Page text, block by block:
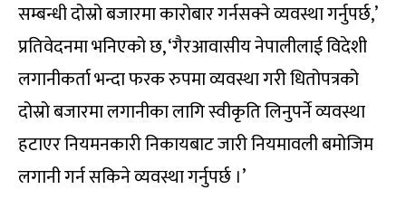
सम्बन्धी दोस्रो बजारमा कारोबार गर्नसक्ने व्यवस्था गर्नुपर्छ,’
प्रतिवेदनमा भनिएको छ, ‘गैरआवासीय नेपालीलाई विदेशी
लगानीकर्ता भन्दा फरक रुपमा व्यवस्था गरी धितोपत्रको
दोस्रो बजारमा लगानीका लागि स्वीकृति लिनुपर्ने व्यवस्था
हटाएर नियमनकारी निकायबाट जारी नियमावली बमोजिम
लगानी गर्न सकिने व्यवस्था गर्नुपर्छ ।’